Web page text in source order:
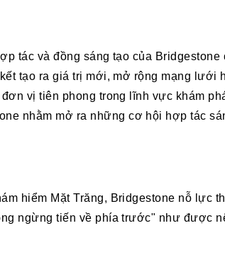
tác và đồng sáng tạo của Bridgestone
tạo ra giá trị mới, mở rộng mạng lưới
vị tiên phong trong lĩnh vực khám
nhằm mở ra những cơ hội hợp tác
hiểm Mặt Trăng, Bridgestone nỗ lực
ngừng tiến về phía trước" như được